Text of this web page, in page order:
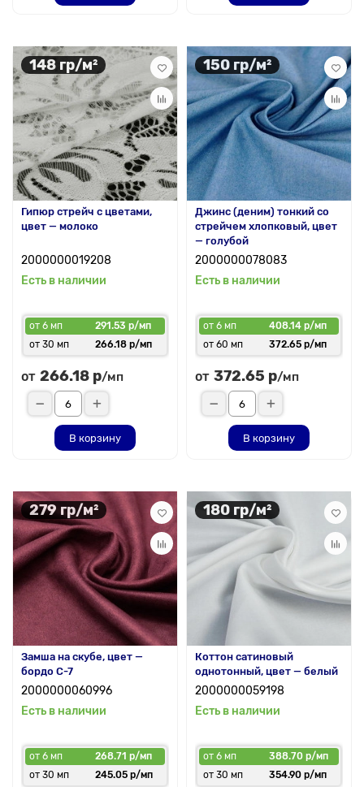
148 гр/м²
Гипюр стрейч с цветами,
цвет — молоко
2000000019208
Есть в наличии
от 6 мп
291.53 р/мп
от 30 мп
266.18 р/мп
от 266.18 р/мп
В корзину
150 гр/м²
Джинс (деним) тонкий со
стрейчем хлопковый, цвет
— голубой
2000000078083
Есть в наличии
от 6 мп
408.14 р/мп
от 60 мп
372.65 р/мп
от 372.65 р/мп
В корзину
279 гр/м²
Замша на скубе, цвет —
бордо С-7
2000000060996
Есть в наличии
от 6 мп
268.71 р/мп
от 30 мп
245.05 р/мп
180 гр/м²
Коттон сатиновый
однотонный, цвет — белый
2000000059198
Есть в наличии
от 6 мп
388.70 р/мп
от 30 мп
354.90 р/мп